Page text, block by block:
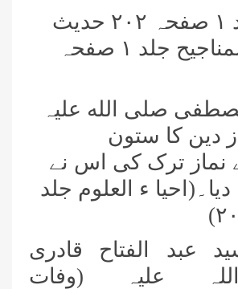
(بخاری جلد ١ صفحہ ٢٠٢ حدیث
٥٥٢مراة المناجیح جلد ١ صفحہ
صلی الله علیہ
دین کا ستون
نماز ترک کی اس نے
ء العلوم جلد
عبد الفتاح قادری
علیہ (وفات